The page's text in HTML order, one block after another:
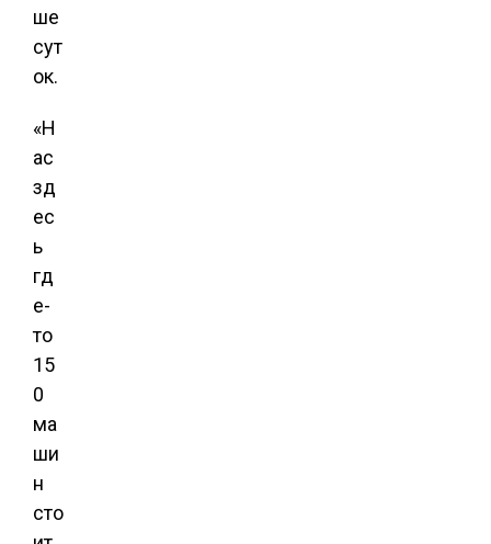
ше
сут
ок.
«Н
ас
зд
ес
ь
гд
е-
то
15
0
ма
ши
н
сто